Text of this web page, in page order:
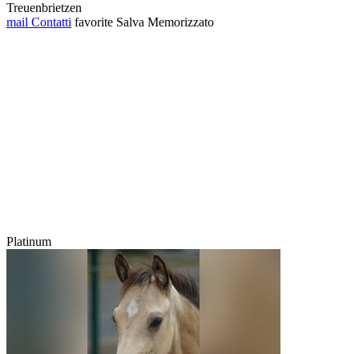
Treuenbrietzen
mail Contatti favorite Salva Memorizzato
Platinum